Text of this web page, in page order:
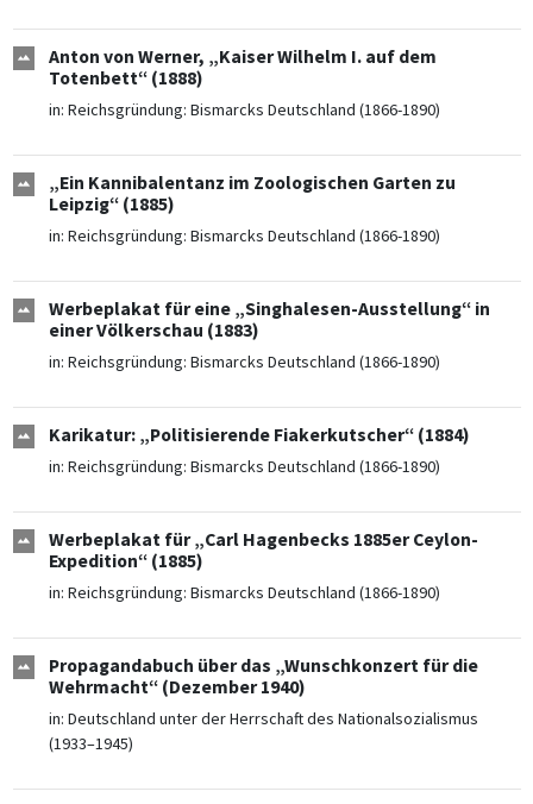
Anton von Werner, „Kaiser Wilhelm I. auf dem
Totenbett“ (1888)
in: Reichsgründung: Bismarcks Deutschland (1866-1890)
„Ein Kannibalentanz im Zoologischen Garten zu
Leipzig“ (1885)
in: Reichsgründung: Bismarcks Deutschland (1866-1890)
Werbeplakat für eine „Singhalesen-Ausstellung“ in
einer Völkerschau (1883)
in: Reichsgründung: Bismarcks Deutschland (1866-1890)
Karikatur: „Politisierende Fiakerkutscher“ (1884)
in: Reichsgründung: Bismarcks Deutschland (1866-1890)
Werbeplakat für „Carl Hagenbecks 1885er Ceylon-
Expedition“ (1885)
in: Reichsgründung: Bismarcks Deutschland (1866-1890)
Propagandabuch über das „Wunschkonzert für die
Wehrmacht“ (Dezember 1940)
in: Deutschland unter der Herrschaft des Nationalsozialismus
(1933–1945)